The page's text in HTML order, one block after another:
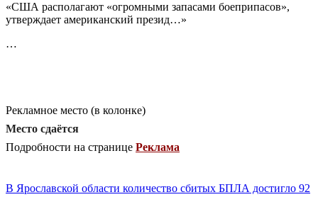
«США располагают «огромными запасами боеприпасов»,
утверждает американский презид…»
…
Рекламное место (в колонке)
Место сдаётся
Подробности на странице Реклама
В Ярославской области количество сбитых БПЛА достигло 92